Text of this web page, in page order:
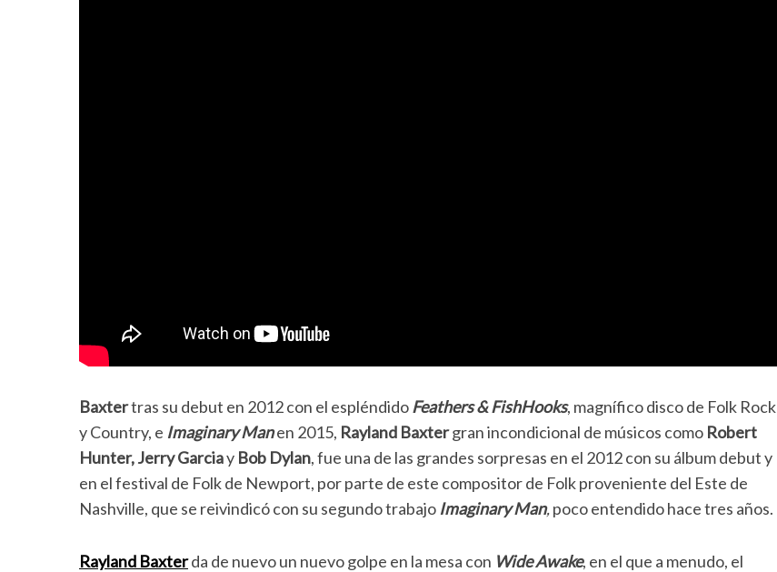
Baxtertras su debut en 2012 con el espléndidoFeathers & FishHooks, magnífico disco de Folk Rock
y Country, e Imaginary Manen 2015, Rayland Baxtergran incondicional de músicos como Robert
Hunter, Jerry Garciay Bob Dylan, fue una de las grandes sorpresas en el 2012 con su álbum debut y
en el festival de Folk de Newport, por parte de este compositor de Folk proveniente del Este de
Nashville, que se reivindicó con su segundo trabajo Imaginary Man,poco entendido hace tres años.
Rayland Baxterda de nuevo un nuevo golpe en la mesa con Wide Awake, en el que a menudo, el